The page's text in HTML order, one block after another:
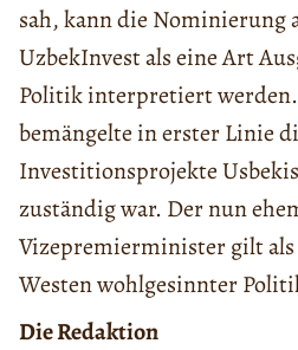
sah, kann die Nominierung
UzbekInvest als eine Art
Politik interpretiert
bemängelte in erster Linie
Investitionsprojekte
zuständig war. Der nun
Vizepremierminister gilt
Westen wohlgesinnter
Die Redaktion